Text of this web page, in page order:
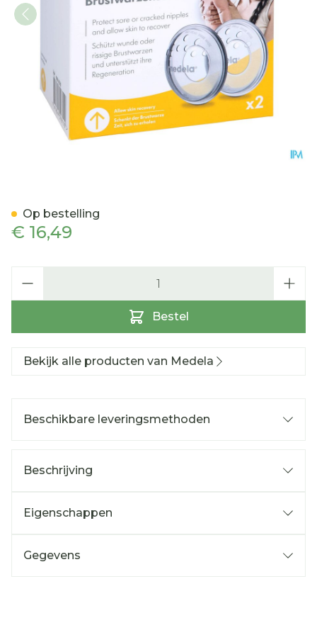
€ 16,49
Bestel
Op bestelling
Bekijk alle producten van Medela
Beschikbare leveringsmethoden
Beschrijving
Eigenschappen
Gegevens